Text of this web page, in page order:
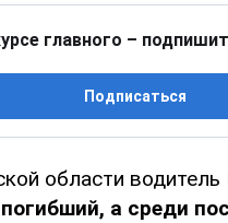
главного –
Подписаться
области
погибший, а среди